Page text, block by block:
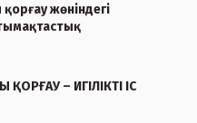
жөніндегі
– ИГІЛІКТІ ІС